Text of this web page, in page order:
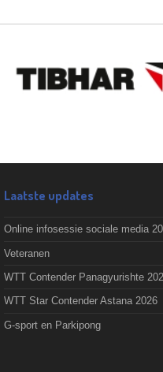
Laatste updates
Online infosessie sociale media
Veteranen
WTT Contender Panagyurishte
WTT Star Contender Astana 2026
G-sport en Parkipong